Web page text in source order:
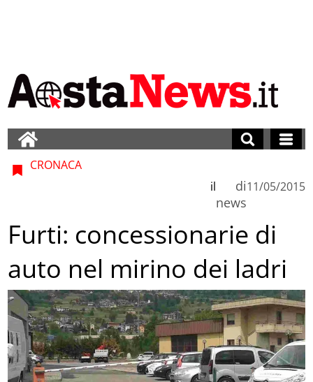
CRONACA
di
news
il 11/05/2015
Furti: concessionarie di
auto nel mirino dei ladri